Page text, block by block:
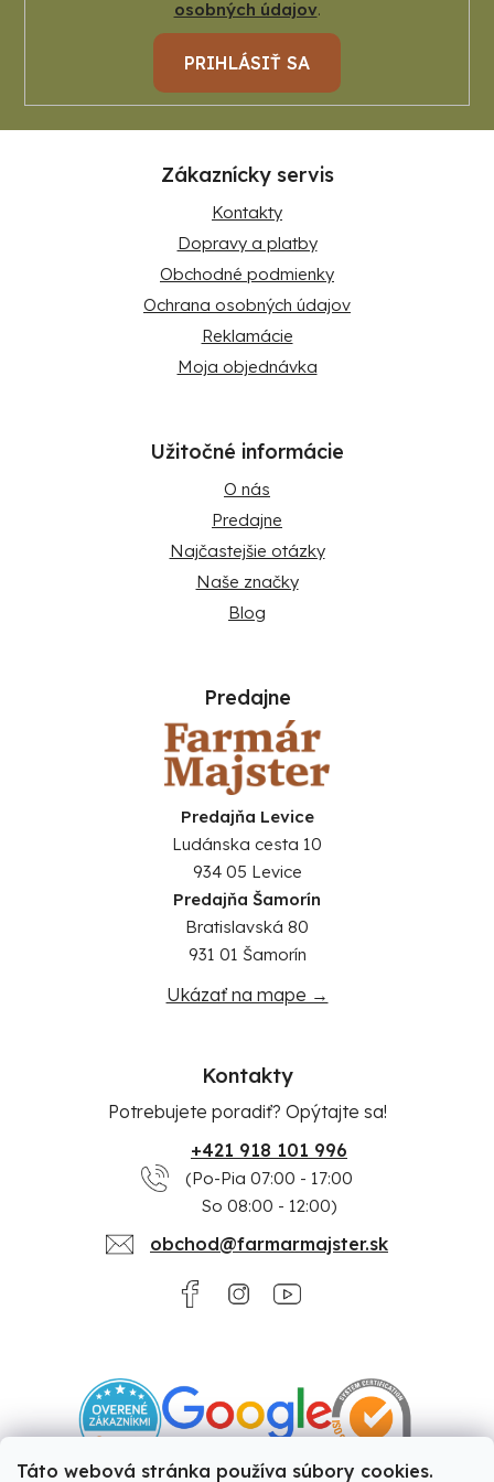
Táto webová stránka používa súbory cookies.
osobných údajov.
PRIHLÁSIŤ SA
Zákaznícky servis
Kontakty
Dopravy a platby
Obchodné podmienky
Ochrana osobných údajov
Reklamácie
Moja objednávka
Užitočné informácie
O nás
Predajne
Najčastejšie otázky
Naše značky
Blog
Predajne
Predajňa Levice
Ludánska cesta 10
934 05 Levice
Predajňa Šamorín
Bratislavská 80
931 01 Šamorín
Ukázať na mape →
Kontakty
Potrebujete poradiť? Opýtajte sa!
+421 918 101 996
(Po-Pia 07:00 - 17:00
So 08:00 - 12:00)
obchod@farmarmajster.sk